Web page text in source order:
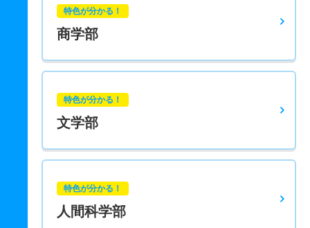
特色が分かる！
商学部
特色が分かる！
文学部
特色が分かる！
人間科学部